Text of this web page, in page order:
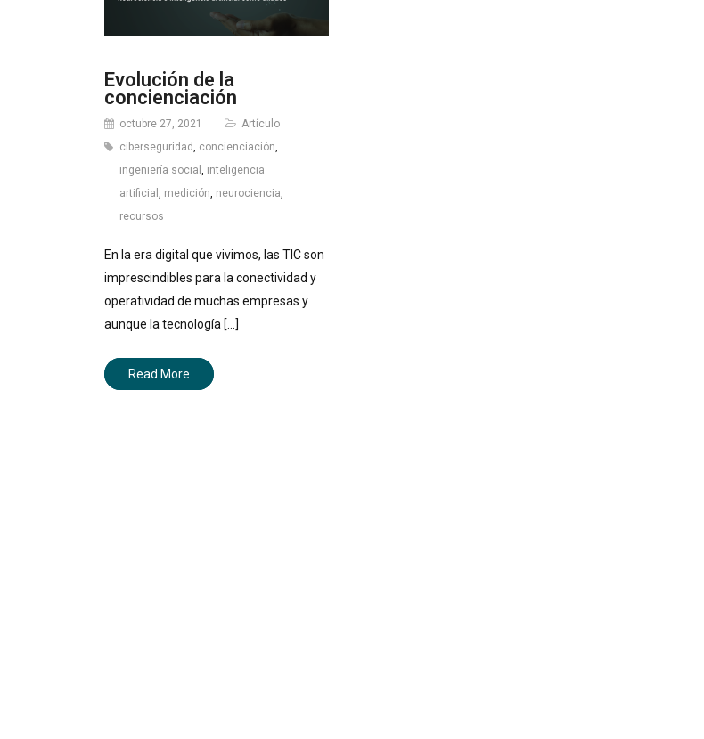
Evolución de la
concienciación
octubre 27, 2021
Artículo
ciberseguridad
concienciación
ingeniería social
inteligencia
artificial
medición neurociencia
recursos
En la era digital que vivimos, las TIC son
imprescindibles para la conectividad y
operatividad de muchas empresas y
aunque la tecnología [...]
Read More